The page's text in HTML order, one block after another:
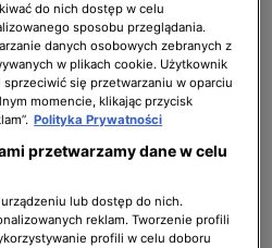
stacji newsowych
na poziomie
widzów, 4% w
roku kanał TVN Style był
tematycznej w
z udziałem na
do nich dostęp w celu
sposobu przeglądania.
danych osobowych zebranych z
w plikach cookie. Użytkownik
się przetwarzaniu w oparciu
momencie, klikając przycisk
Polityka Prywatności
przetwarzamy dane w celu
lub dostęp do nich.
reklam. Tworzenie profili
profili w celu doboru